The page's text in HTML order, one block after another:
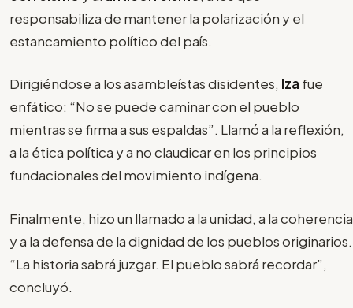
responsabiliza de mantener la polarización y el
estancamiento político del país.
Dirigiéndose a los asambleístas disidentes, Iza fue
enfático: “No se puede caminar con el pueblo
mientras se firma a sus espaldas”. Llamó a la reflexión,
a la ética política y a no claudicar en los principios
fundacionales del movimiento indígena.
Finalmente, hizo un llamado a la unidad, a la coherencia
y a la defensa de la dignidad de los pueblos originarios.
“La historia sabrá juzgar. El pueblo sabrá recordar”,
concluyó.